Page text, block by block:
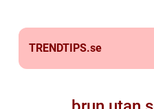
TRENDTIPS.se